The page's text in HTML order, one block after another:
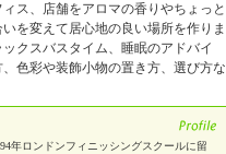
ス、店舗をアロマの香りやちょっと
を変えて居心地の良い場所を作りま
クスバスタイム、睡眠のアドバイ
色彩や装飾小物の置き方、選び方な
年ロンドンフィニッシングスクールに留